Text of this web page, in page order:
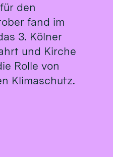
den
fand im
3. Kölner
und Kirche
Rolle von
Klimaschutz.